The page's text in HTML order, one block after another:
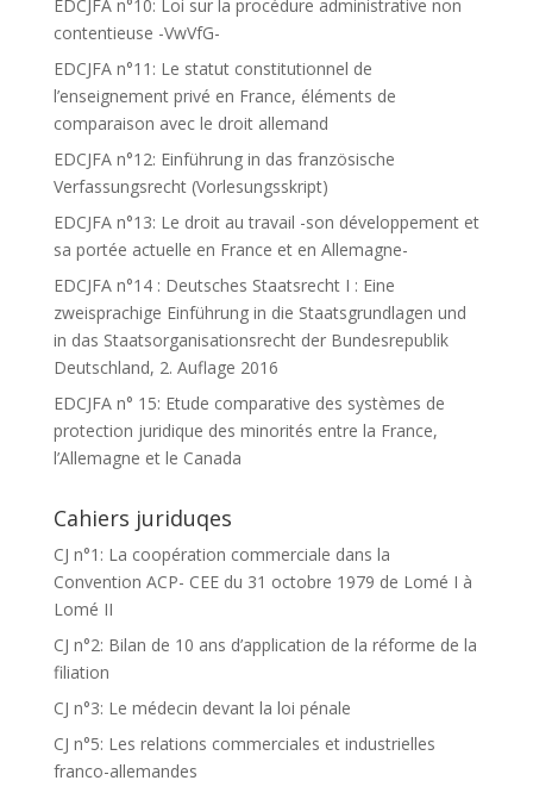
EDCJFA n°10: Loi sur la procédure administrative non
contentieuse -VwVfG-
EDCJFA n°11: Le statut constitutionnel de
l’enseignement privé en France, éléments de
comparaison avec le droit allemand
EDCJFA n°12: Einführung in das französische
Verfassungsrecht (Vorlesungsskript)
EDCJFA n°13: Le droit au travail -son développement et
sa portée actuelle en France et en Allemagne-
EDCJFA n°14 : Deutsches Staatsrecht I : Eine
zweisprachige Einführung in die Staatsgrundlagen und
in das Staatsorganisationsrecht der Bundesrepublik
Deutschland, 2. Auflage 2016
EDCJFA n° 15: Etude comparative des systèmes de
protection juridique des minorités entre la France,
l’Allemagne et le Canada
Cahiers juriduqes
CJ n°1: La coopération commerciale dans la
Convention ACP- CEE du 31 octobre 1979 de Lomé I à
Lomé II
CJ n°2: Bilan de 10 ans d’application de la réforme de la
filiation
CJ n°3: Le médecin devant la loi pénale
CJ n°5: Les relations commerciales et industrielles
franco-allemandes